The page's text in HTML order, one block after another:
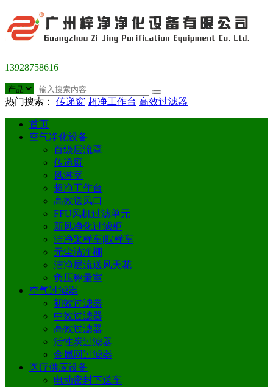
13928758616
热门搜索： 传递窗 超净工作台 高效过滤器
首页
空气净化设备
百级层流罩
传递窗
风淋室
超净工作台
高效送风口
FFU风机过滤单元
新风净化过滤柜
洁净采样车|取样车
无尘洁净棚
洁净层流送风天花
负压称量室
空气过滤器
初效过滤器
中效过滤器
高效过滤器
活性炭过滤器
金属网过滤器
医疗供应设备
电动密封下送车